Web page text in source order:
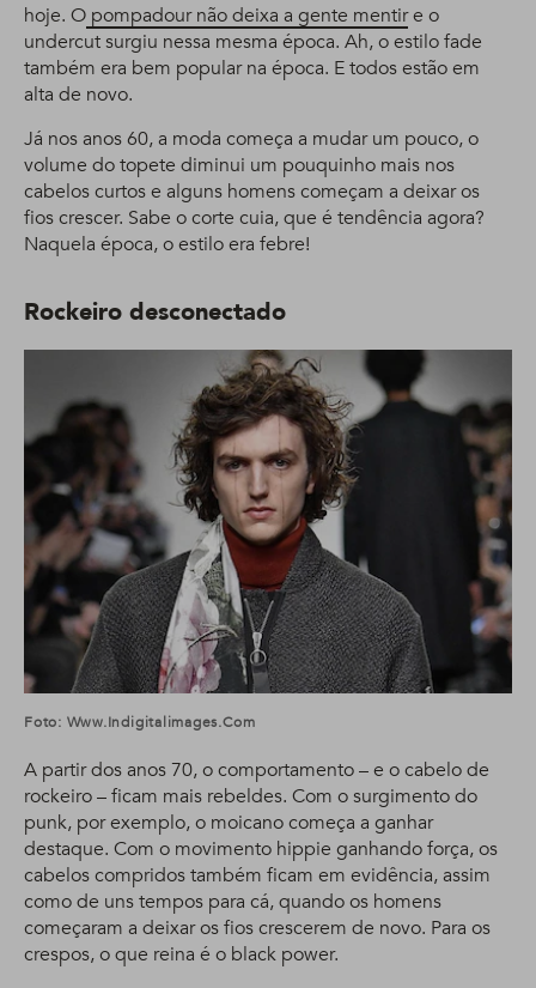
hoje. O pompadour não deixa a gente mentire o
undercut surgiu nessa mesma época. Ah, o estilo fade
também era bem popular na época. E todos estão em
alta de novo.
Já nos anos 60, a moda começa a mudar um pouco, o
volume do topete diminui um pouquinho mais nos
cabelos curtos e alguns homens começam a deixar os
fios crescer. Sabe o corte cuia, que é tendência agora?
Naquela época, o estilo era febre!
Rockeiro desconectado
Foto: Www.indigitalimages.com
A partir dos anos 70, o comportamento – e o cabelo de
rockeiro – ficam mais rebeldes. Com o surgimento do
punk, por exemplo, o moicano começa a ganhar
destaque. Com o movimento hippie ganhando força, os
cabelos compridos também ficam em evidência, assim
como de uns tempos para cá, quando os homens
começaram a deixar os fios crescerem de novo. Para os
crespos, o que reina é o black power.